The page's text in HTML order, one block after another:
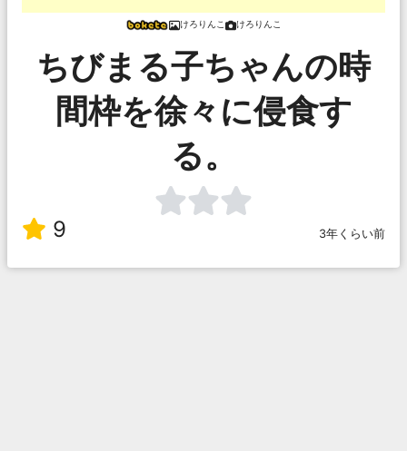
けろりんこ けろりんこ
ちびまる子ちゃんの時
間枠を徐々に侵食す
る。
9 3年くらい前